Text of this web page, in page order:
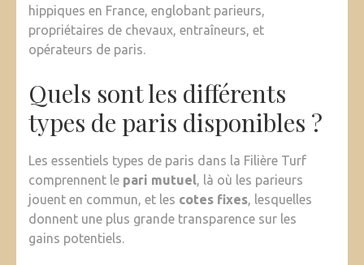
hippiques en France, englobant parieurs,
propriétaires de chevaux, entraîneurs, et
opérateurs de paris.
Quels sont les différents
types de paris disponibles ?
Les essentiels types de paris dans la Filière Turf
comprennent le pari mutuel, là où les parieurs
jouent en commun, et les cotes fixes, lesquelles
donnent une plus grande transparence sur les
gains potentiels.